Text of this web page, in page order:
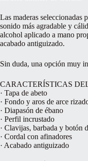
Las maderas
sonido más agradable y
alcohol aplicado a mano
acabado antiguizado.
Sin duda, una opción muy
CARACTERÍSTICAS
· Tapa de abeto
· Fondo y aros de arce
· Diapasón de ébano
· Perfil incrustado
· Clavijas, barbada y botón
· Cordal con afinadores
· Acabado antiguizado